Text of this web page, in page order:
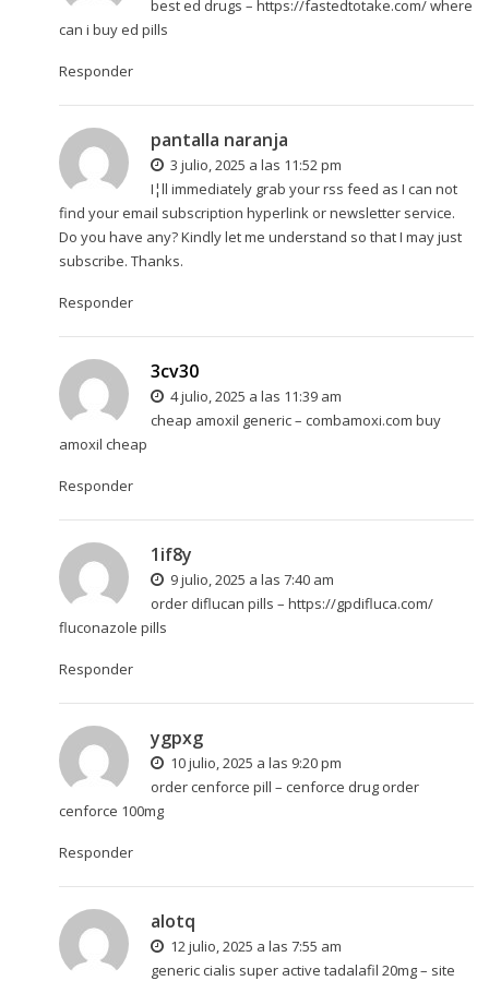
best ed drugs – https://fastedtotake.com/where
can i buy ed pills
Responder
pantalla naranja
3 julio, 2025 a las 11:52 pm
I¦ll immediately grab your rss feed as I can not
find your email subscription hyperlink or newsletter service.
Do you have any? Kindly let me understand so that I may just
subscribe. Thanks.
Responder
3cv30
4 julio, 2025 a las 11:39 am
cheap amoxil generic – combamoxi.com buy
amoxil cheap
Responder
1if8y
9 julio, 2025 a las 7:40 am
order diflucan pills – https://gpdifluca.com/
fluconazole pills
Responder
ygpxg
10 julio, 2025 a las 9:20 pm
order cenforce pill – cenforce drugorder
cenforce 100mg
Responder
alotq
12 julio, 2025 a las 7:55 am
generic cialis super active tadalafil 20mg – site